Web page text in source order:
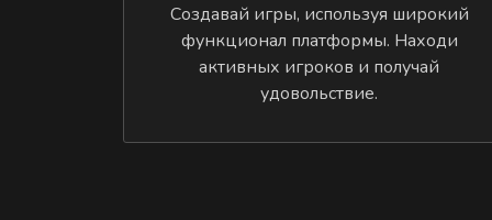
Создавай игры, используя широкий
функционал платформы. Находи
активных игроков и получай
удовольствие.